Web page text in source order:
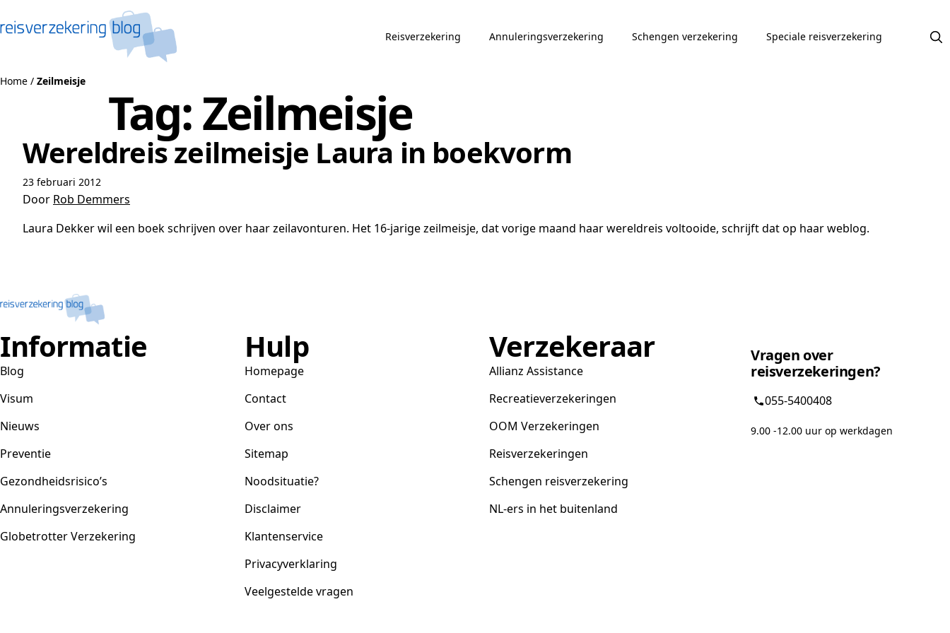
Reisverzekering Annuleringsverzekering Schengen verzekering Speciale reisverzekering
Home / Zeilmeisje
Tag:Zeilmeisje
Wereldreis zeilmeisje Laura in boekvorm
23 februari 2012
Door Rob Demmers
Laura Dekker wil een boek schrijven over haar zeilavonturen. Het 16-jarige zeilmeisje, dat vorige maand haar wereldreis voltooide, schrijft dat op haar weblog.
Informatie
Blog
Visum
Nieuws
Preventie
Gezondheidsrisico’s
Annuleringsverzekering
Globetrotter Verzekering
Hulp
Homepage
Contact
Over ons
Sitemap
Noodsituatie?
Disclaimer
Klantenservice
Privacyverklaring
Veelgestelde vragen
Verzekeraar
Allianz Assistance
Recreatieverzekeringen
OOM Verzekeringen
Reisverzekeringen
Schengen reisverzekering
NL-ers in het buitenland
Vragen over
reisverzekeringen?
055-5400408
9.00 -12.00 uur op werkdagen